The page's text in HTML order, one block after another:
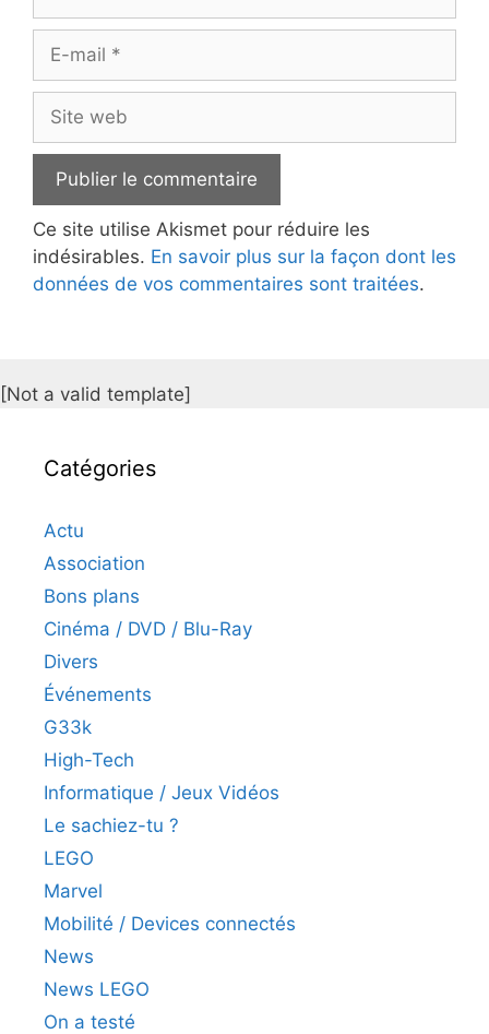
Site
web
Ce site utilise Akismet pour réduire les
indésirables. En savoir plus sur la façon dont les
données de vos commentaires sont traitées.
[Not a valid template]
Catégories
Actu
Association
Bons plans
Cinéma / DVD / Blu-Ray
Divers
Événements
G33k
High-Tech
Informatique / Jeux Vidéos
Le sachiez-tu ?
LEGO
Marvel
Mobilité / Devices connectés
News
News LEGO
On a testé